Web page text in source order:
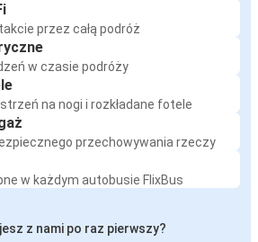
przez całą podróż
w czasie podróży
na nogi i rozkładane fotele
przechowywania rzeczy
w każdym autobusie FlixBus
z nami po raz pierwszy?